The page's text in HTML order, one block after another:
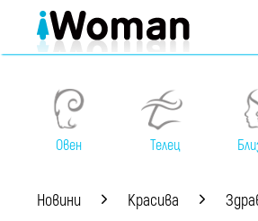
Овен Телец
Новини Красива